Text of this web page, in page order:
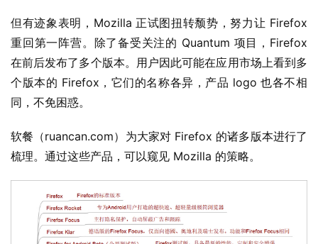
但有迹象表明，Mozilla 正试图扭转颓势，努力让 Firefox
重回第一阵营。除了备受关注的 Quantum 项目，Firefox
在前后发布了多个版本。用户因此可能在应用市场上看到多
个版本的 Firefox，它们的名称各异，产品 logo 也各不相
同，不免困惑。
软餐（ruancan.com）为大家对 Firefox 的诸多版本进行了
梳理。通过这些产品，可以窥见 Mozilla 的策略。